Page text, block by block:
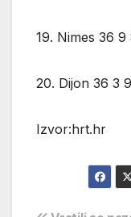
19. Nimes 36
20. Dijon 36 3
Izvor:hrt.hr